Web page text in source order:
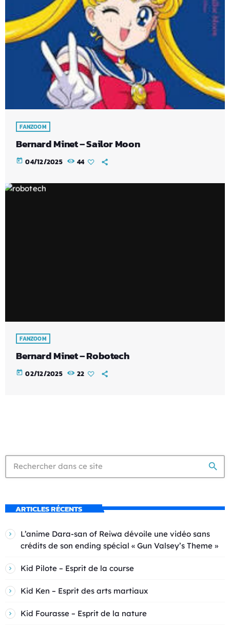
FANZOOM
Bernard Minet – Sailor Moon
today 04/12/2025 44
FANZOOM
Bernard Minet – Robotech
today 02/12/2025 22
search
ARTICLES RÉCENTS
L’anime Dara-san of Reiwa dévoile une vidéo sans
crédits de son ending spécial « Gun Valsey’s Theme »
Kid Pilote – Esprit de la course
Kid Ken – Esprit des arts martiaux
Kid Fourasse – Esprit de la nature